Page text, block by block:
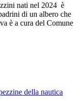
nati nel 2024 è
di un albero che
è a cura del Comune
della nautica